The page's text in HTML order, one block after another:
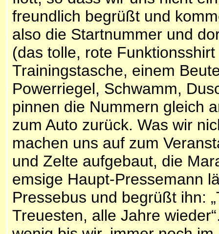
freundlich begrüßt und
also die Startnummer und
(das tolle, rote
Trainingstasche, einem
Powerriegel, Schwamm,
pinnen die Nummern gleich
zum Auto zurück. Was wir
machen uns auf zum
und Zelte aufgebaut, die
emsige Haupt-Pressemann
Pressebus und begrüßt ihn:
Treuesten, alle Jahre